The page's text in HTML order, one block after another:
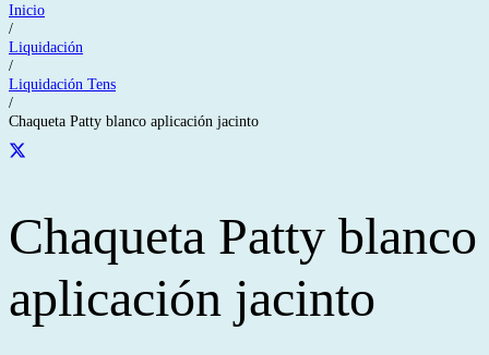
Inicio
/
Liquidación
/
Liquidación Tens
/
Chaqueta Patty blanco aplicación jacinto
Chaqueta Patty blanco
aplicación jacinto